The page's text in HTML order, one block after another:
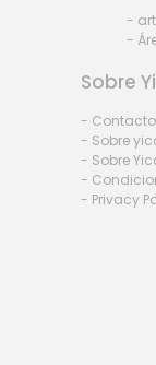
-
-
Sobre
-
- Sobre
- Sobre
-
- Privacy